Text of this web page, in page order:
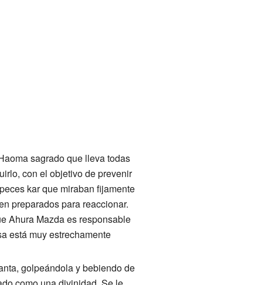
sagrado que lleva todas
con el objetivo de prevenir
kar que miraban fijamente
preparados para reaccionar.
Ahura Mazda es responsable
está muy estrechamente
golpeándola y bebiendo de